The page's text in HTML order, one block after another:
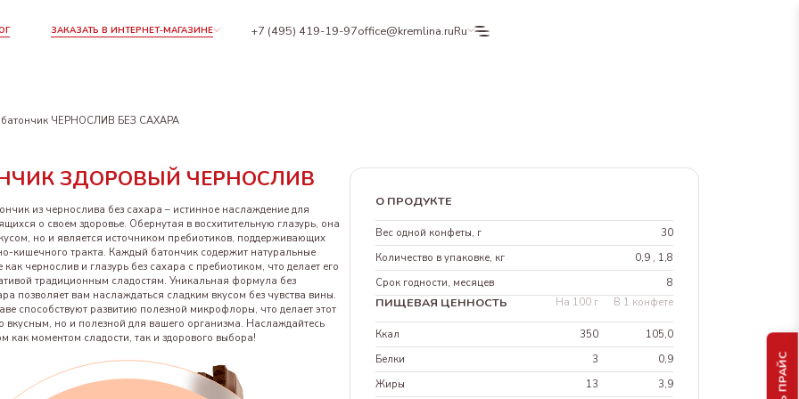
ЗАКАЗАТЬ В ИНТЕРНЕТ-МАГАЗИНЕ +7 (495) 419-19-97office@kremlina.ruRu
батончик ЧЕРНОСЛИВ БЕЗ САХАРА
ЗДОРОВЫЙ ЧЕРНОСЛИВ
из чернослива без сахара – истинное наслаждение для
о своем здоровье. Обернутая в восхитительную глазурь, она
но и является источником пребиотиков, поддерживающих
кишечного тракта. Каждый батончик содержит натуральные
как чернослив и глазурь без сахара с пребиотиком, что делает его
традиционным сладостям. Уникальная формула без
позволяет вам наслаждаться сладким вкусом без чувства вины.
способствуют развитию полезной микрофлоры, что делает этот
вкусным, но и полезной для вашего организма. Наслаждайтесь
как моментом сладости, так и здорового выбора!
О ПРОДУКТЕ
Вес одной конфеты, г
30
Количество в упаковке, кг
0,9 , 1,8
Срок годности, месяцев
8
ПИЩЕВАЯ ЦЕННОСТЬ На 100 г В 1 конфете
Ккал 350
105,0
Белки
3
0,9
Жиры
13 3,9